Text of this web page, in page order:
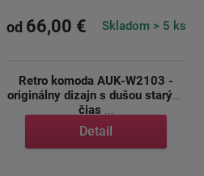
od 66,00 € Skladom > 5 ks
Retro komoda AUK-W2103 -
originálny dizajn s dušou starých
čias ...
Detail